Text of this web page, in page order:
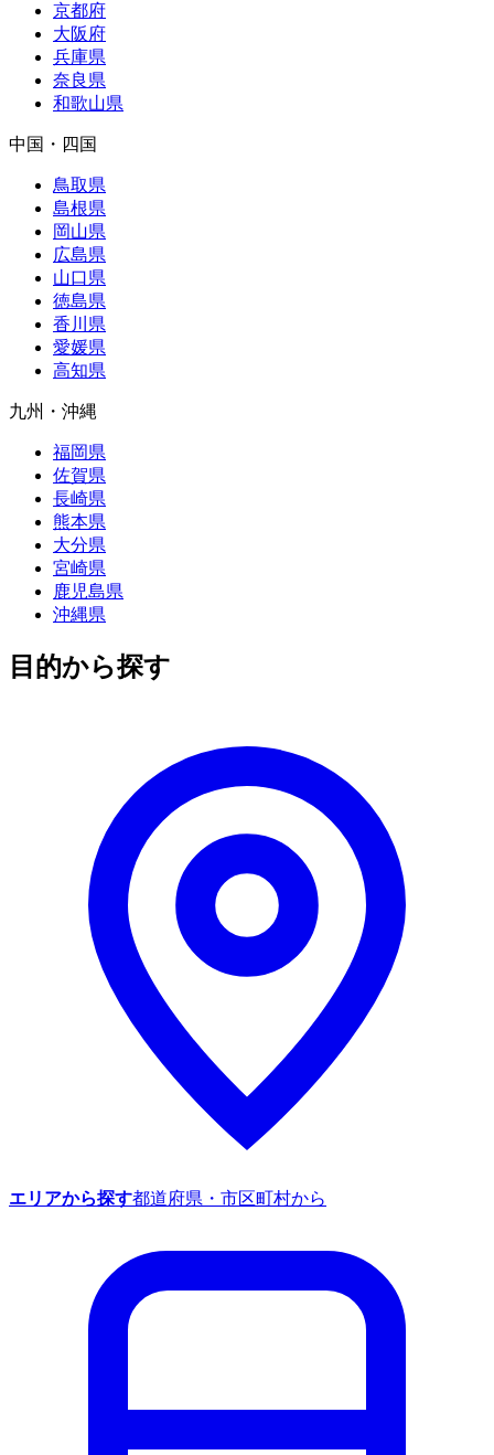
京都府
大阪府
兵庫県
奈良県
和歌山県
中国・四国
鳥取県
島根県
岡山県
広島県
山口県
徳島県
香川県
愛媛県
高知県
九州・沖縄
福岡県
佐賀県
長崎県
熊本県
大分県
宮崎県
鹿児島県
沖縄県
目的から探す
エリアから探す都道府県・市区町村から